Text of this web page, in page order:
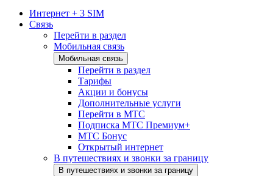
Интернет + 3 SIM
Связь
Перейти в раздел
Мобильная связь
Мобильная связь
Перейти в раздел
Тарифы
Акции и бонусы
Дополнительные услуги
Перейти в МТС
Подписка МТС Премиум+
МТС Бонус
Открытый интернет
В путешествиях и звонки за границу
В путешествиях и звонки за границу